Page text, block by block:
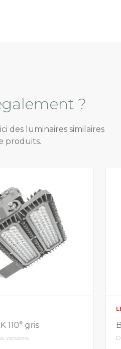
?
des luminaires similaires
produits.
110° gris
versions